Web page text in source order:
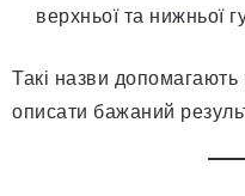
верхньої та нижньої
Такі назви допомагають
описати бажаний